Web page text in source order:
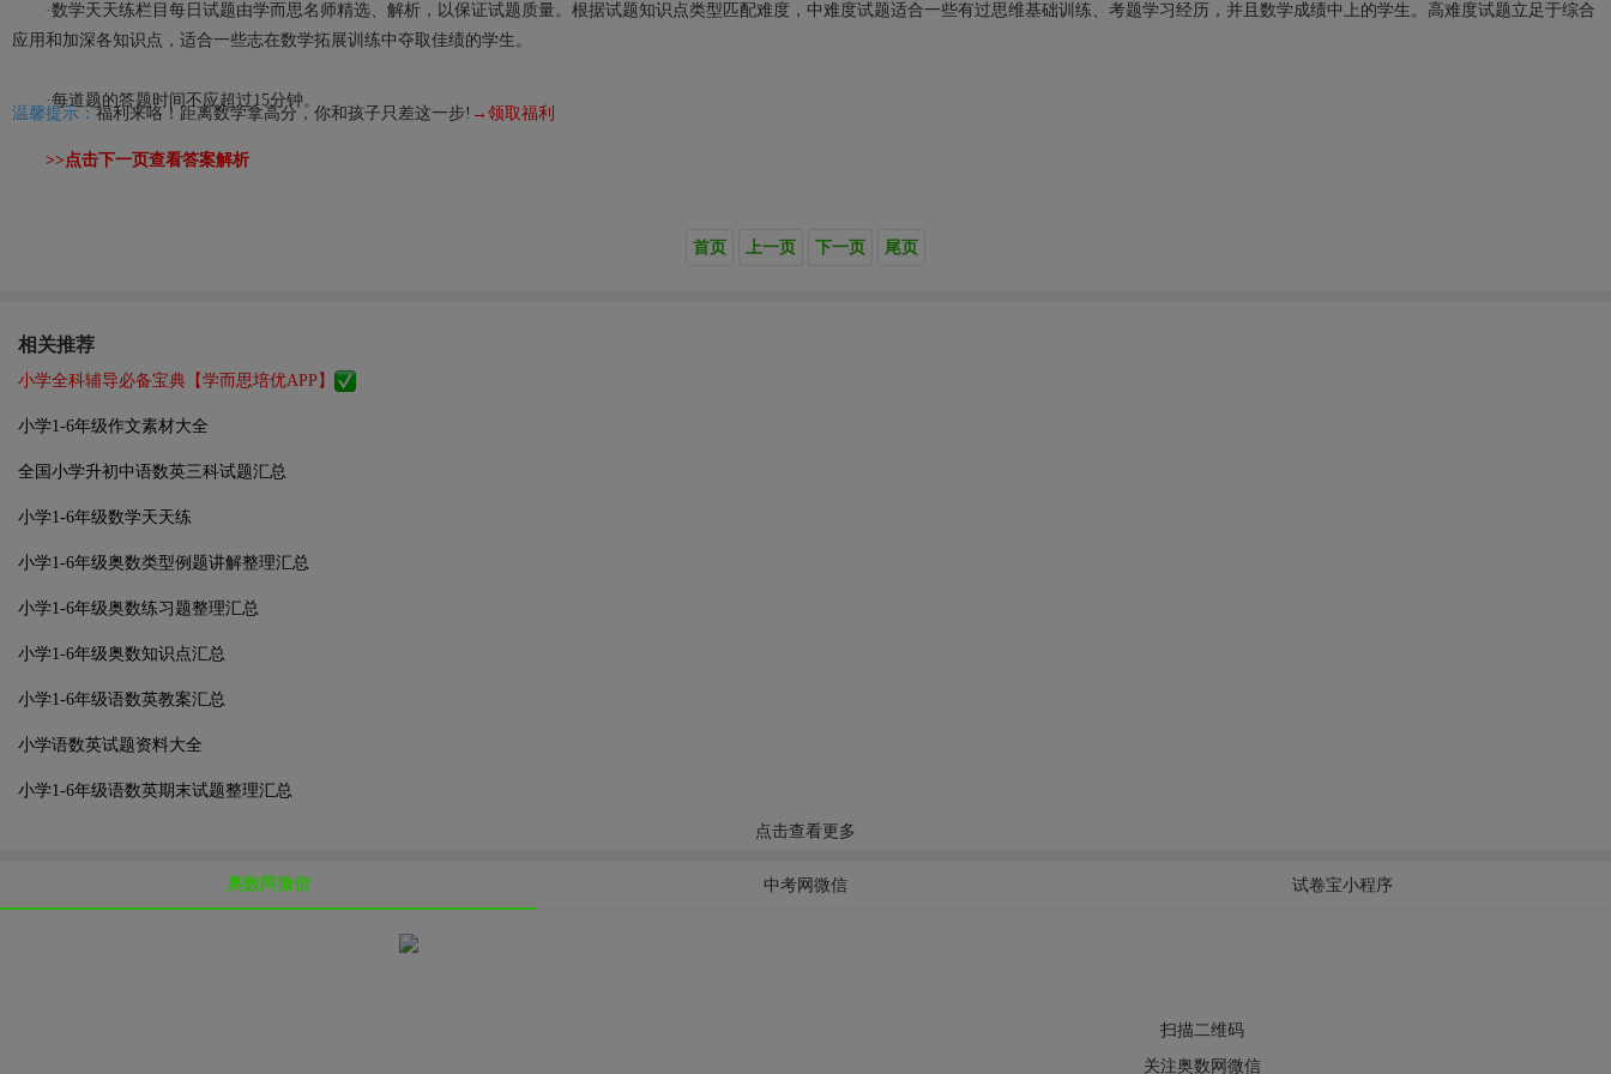
·数学天天练栏目每日试题由学而思名师精选、解析，以保证试题质量。根据试题知识点类型匹配难度，中难度试题适合一些有过思维基础训练、考题学习经历，并且数学成绩中上的学生。高难度试题立足于综合
应用和加深各知识点，适合一些志在数学拓展训练中夺取佳绩的学生。
·每道题的答题时间不应超过15分钟。
>>点击下一页查看答案解析
首页 上一页 下一页 尾页
温馨提示：福利来咯！距离数学拿高分，你和孩子只差这一步! →领取福利
相关推荐
小学全科辅导必备宝典【学而思培优APP】
小学1-6年级作文素材大全
全国小学升初中语数英三科试题汇总
小学1-6年级数学天天练
小学1-6年级奥数类型例题讲解整理汇总
小学1-6年级奥数练习题整理汇总
小学1-6年级奥数知识点汇总
小学1-6年级语数英教案汇总
小学语数英试题资料大全
小学1-6年级语数英期末试题整理汇总
点击查看更多
奥数网微信 中考网微信 试卷宝小程序
扫描二维码
关注奥数网微信